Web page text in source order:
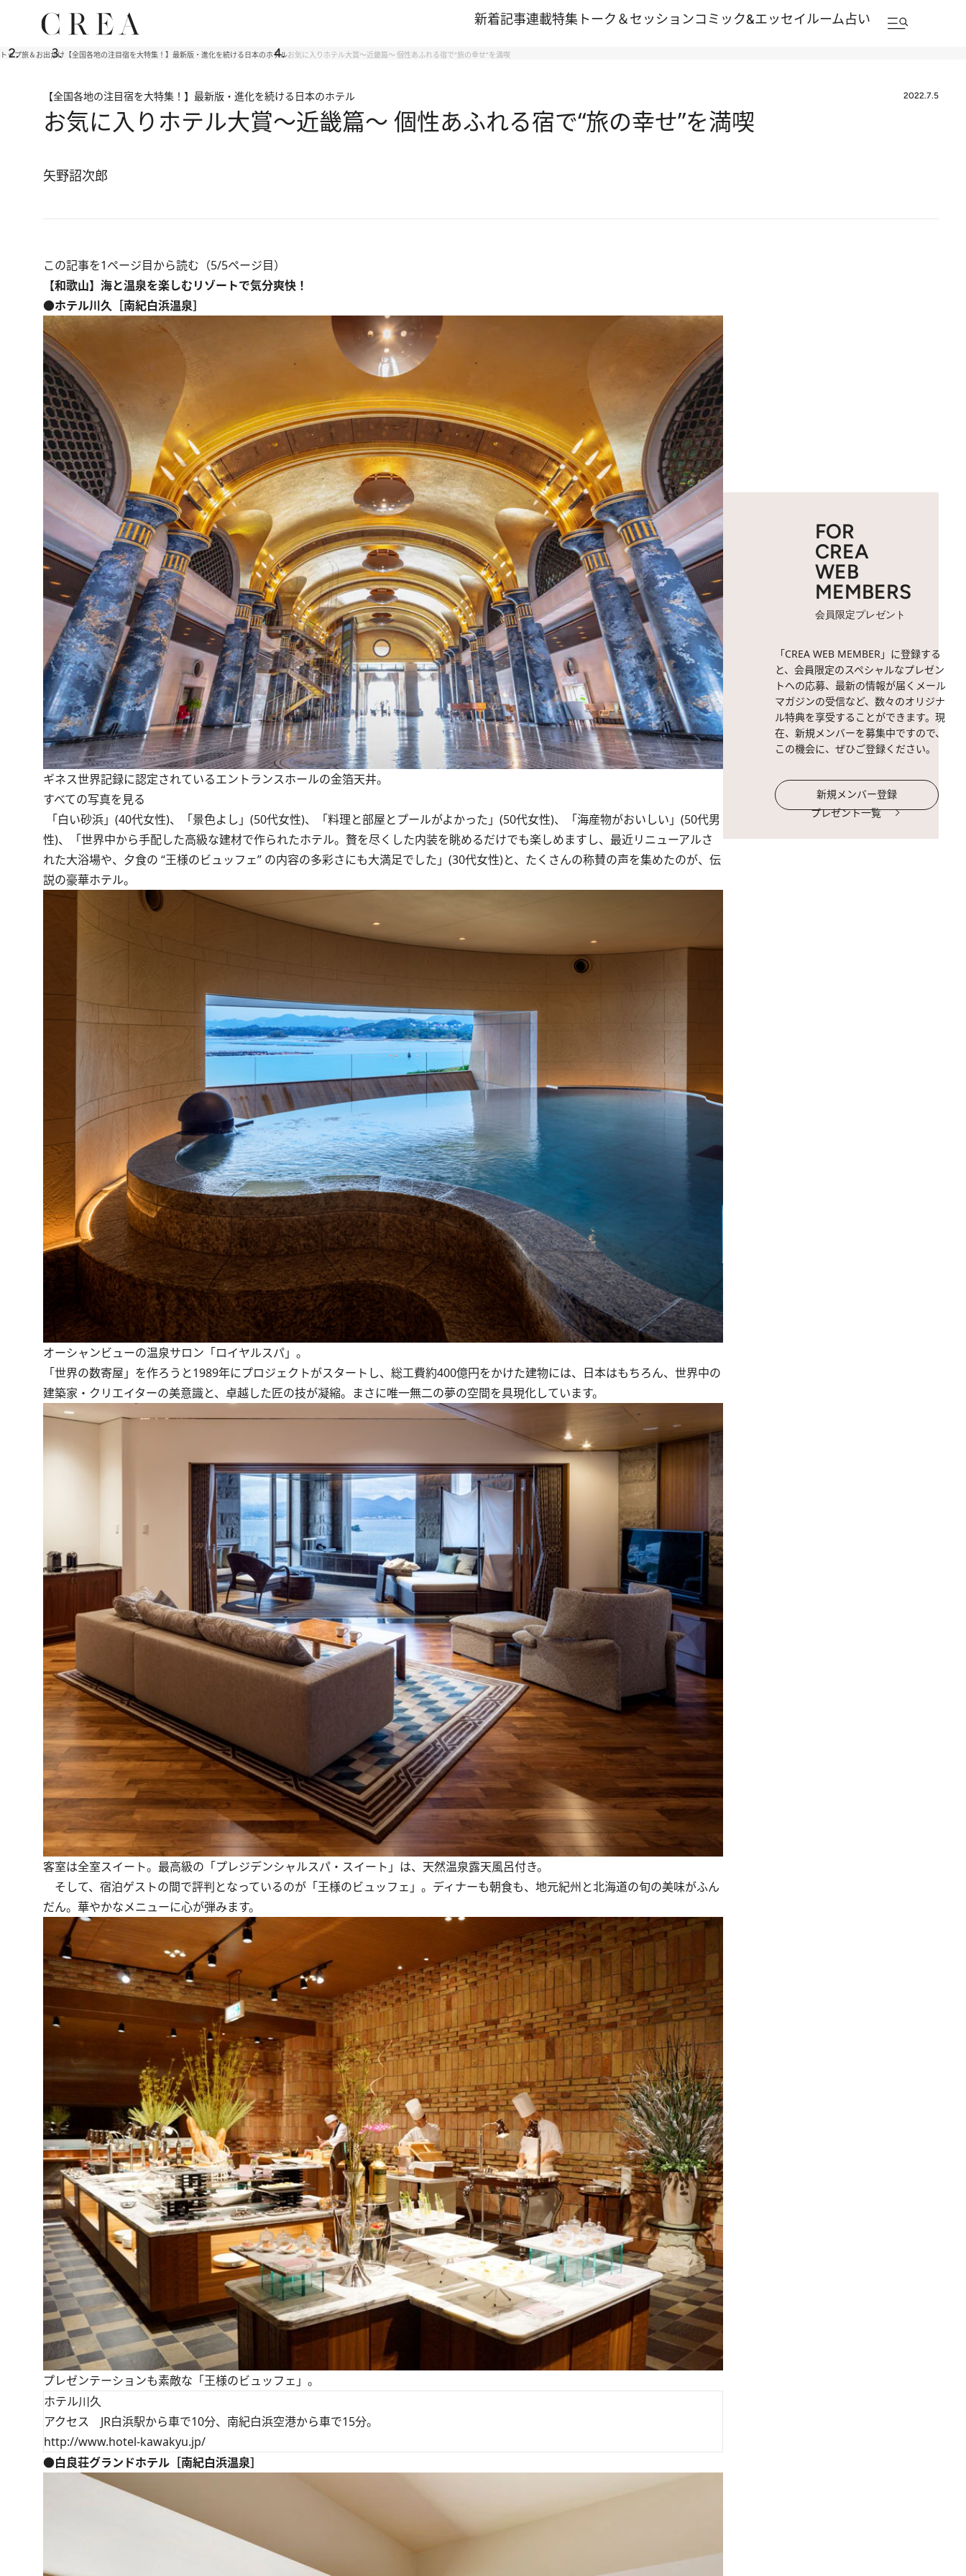
新着記事連載特集 トーク＆セッションコミック&エッセイルーム占い
トップ旅＆お出かけ 【全国各地の注目宿を大特集！】最新版・進化を続ける日本のホテルお気に入りホテル大賞～近畿篇～ 個性あふれる宿で“旅の幸せ”を満喫
【全国各地の注目宿を大特集！】最新版・進化を続ける日本のホテル 2022.7.5
お気に入りホテル大賞～近畿篇～ 個性あふれる宿で“旅の幸せ”を満喫
矢野詔次郎
この記事を1ページ目から読む（5/5ページ目）
【和歌山】海と温泉を楽しむリゾートで気分爽快！
●ホテル川久［南紀白浜温泉］
ギネス世界記録に認定されているエントランスホールの金箔天井。
すべての写真を見る
「白い砂浜」(40代女性)、「景色よし」(50代女性)、「料理と部屋とプールがよかった」(50代女性)、「海産物がおいしい」(50代男
性)、「世界中から手配した高級な建材で作られたホテル。贅を尽くした内装を眺めるだけでも楽しめますし、最近リニューアルさ
れた大浴場や、夕食の “王様のビュッフェ” の内容の多彩さにも大満足でした」(30代女性)と、たくさんの称賛の声を集めたのが、伝
説の豪華ホテル。
オーシャンビューの温泉サロン「ロイヤルスパ」。
「世界の数寄屋」を作ろうと1989年にプロジェクトがスタートし、総工費約400億円をかけた建物には、日本はもちろん、世界中の
建築家・クリエイターの美意識と、卓越した匠の技が凝縮。まさに唯一無二の夢の空間を具現化しています。
客室は全室スイート。最高級の「プレジデンシャルスパ・スイート」は、天然温泉露天風呂付き。
そして、宿泊ゲストの間で評判となっているのが「王様のビュッフェ」。ディナーも朝食も、地元紀州と北海道の旬の美味がふん
だん。華やかなメニューに心が弾みます。
プレゼンテーションも素敵な「王様のビュッフェ」。
ホテル川久
アクセス JR白浜駅から車で10分、南紀白浜空港から車で15分。
http://www.hotel-kawakyu.jp/
●白良荘グランドホテル［南紀白浜温泉］
FOR
CREA
WEB
MEMBERS
会員限定プレゼント
「CREA WEB MEMBER」に登録する
と、会員限定のスペシャルなプレゼン
トへの応募、最新の情報が届くメール
マガジンの受信など、数々のオリジナ
ル特典を享受することができます。現
在、新規メンバーを募集中ですので、
この機会に、ぜひご登録ください。
新規メンバー登録
プレゼント一覧